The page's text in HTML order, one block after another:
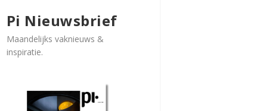
Pi Nieuwsbrief
Maandelijks vaknieuws &
inspiratie.